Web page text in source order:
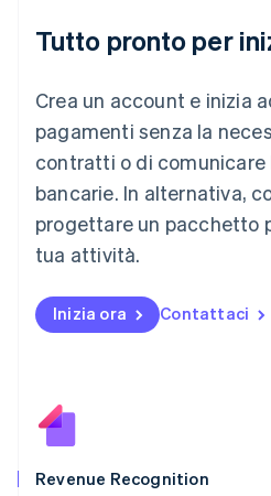
Tutto pronto per
Crea un account e inizia
pagamenti senza la
contratti o di
bancarie. In alternativa,
progettare un pacchetto
tua attività.
Inizia ora Contattaci
Revenue Recognition
Lituania
Lussemburgo
Deutsch English
Malaysia
English 简体中文
Malta
Messico
EspañolEnglish
English
Nuova Zelanda
Polonia
Portogallo
PortuguêsEnglish